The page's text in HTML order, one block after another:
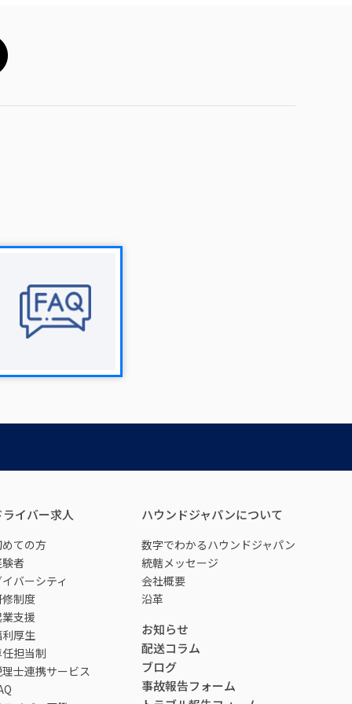
ライバー求人
ての方
者
バーシティ
制度
支援
厚生
担当制
士連携サービス
ハウンドジャパンについて
数字でわかるハウンドジャパン
統轄メッセージ
会社概要
沿革
お知らせ
配送コラム
ブログ
事故報告フォーム